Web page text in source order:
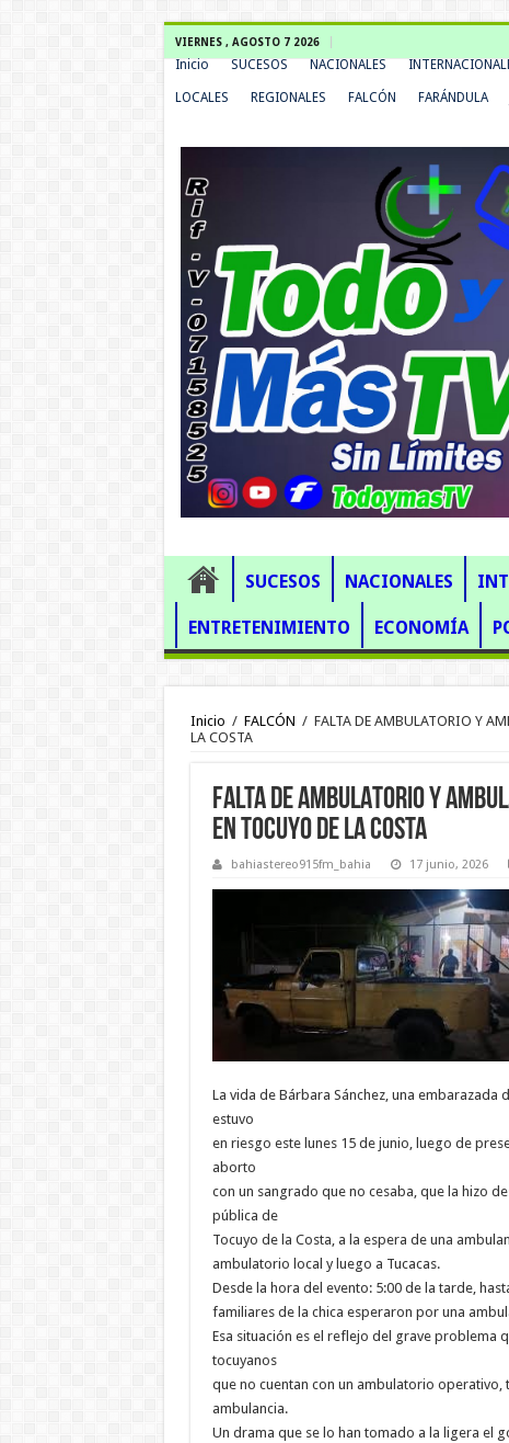
VIERNES , AGOSTO 7 2026
Inicio SUCESOS NACIONALES
LOCALES REGIONALES FALCÓN FARÁNDULA
SUCESOS NACIONALES
ENTRETENIMIENTO ECONOMÍA
Inicio / FALCÓN / FALTA DE AMBULATORIO Y
LA COSTA
FALTA DE AMBULATORIO Y
EN TOCUYO DE LA COSTA
bahiastereo915fm_bahia 17 junio, 2026
La vida de Bárbara Sánchez, una embarazada
estuvo
en riesgo este lunes 15 de junio, luego de
aborto
con un sangrado que no cesaba, que la hizo
pública de
Tocuyo de la Costa, a la espera de una
ambulatorio local y luego a Tucacas.
Desde la hora del evento: 5:00 de la tarde,
familiares de la chica esperaron por una
Esa situación es el reflejo del grave problema
tocuyanos
que no cuentan con un ambulatorio operativo,
ambulancia.
Un drama que se lo han tomado a la ligera el